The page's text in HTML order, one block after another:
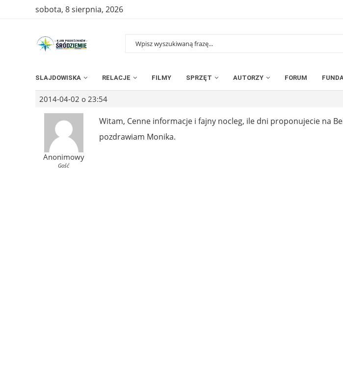
sobota, 8 sierpnia, 2026
SLAJDOWISKA RELACJE FILMY SPRZĘT AUTORZY FORUM
2014-04-02 o 23:54
Anonimowy
Gość
Witam, Cenne informacje i fajny nocleg, ile dni proponujecie na
pozdrawiam Monika.